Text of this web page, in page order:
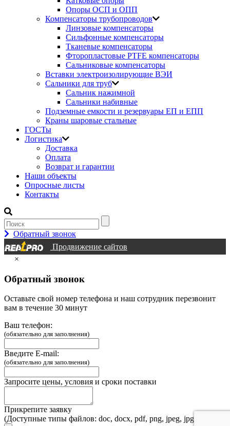
Опоры ОСП и ОПП
Компенсаторы трубопроводов
Линзовые компенсаторы
Сильфонные компенсаторы
Тканевые компенсаторы
Фторопластовые PTFE компенсаторы
Сальниковые компенсаторы
Вставки электроизолирующие ВЭИ
Сальники для труб
Сальник нажимной
Сальники набивные
Подземные емкости и резервуары ЕП и ЕПП
Краны шаровые стальные
ГОСТы
Логистика
Доставка
Оплата
Возврат и гарантии
Наши объекты
Опросные листы
Контакты
Обратный звонок
Продвижение сайтов
×
Обратный звонок
Оставьте свой номер телефона и наш сотрудник перезвонит
вам в течение 30 минут
Ваш телефон:
(обязательно для заполнения)
Введите E-mail:
(обязательно для заполнения)
Запросите цены, условия и сроки поставки
Прикрепите заявку
(Доступные типы файлов: doc, docx, pdf, png, jpeg, jpg, webp)